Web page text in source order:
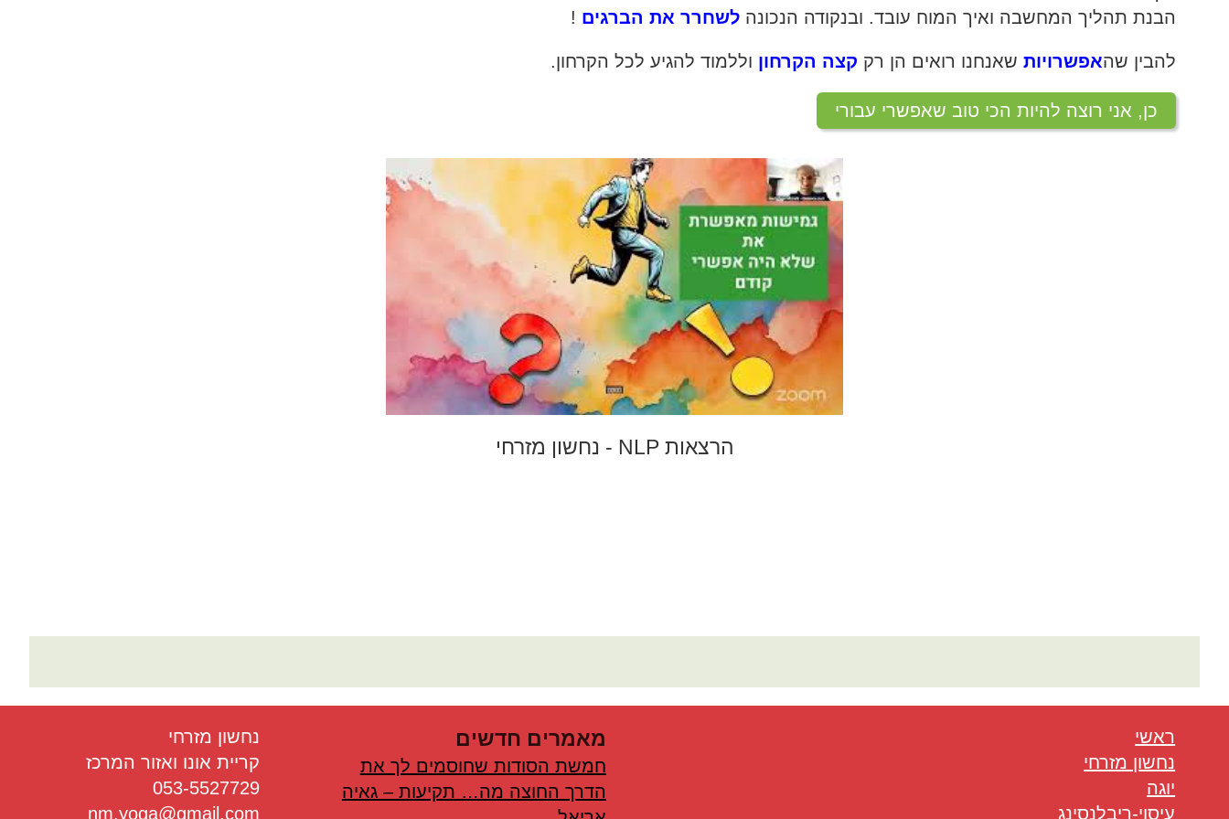
המלצות בתחום היוגה
הבנת תהליך המחשבה ואיך המוח עובד. ובנקודה הנכונה לשחרר את הברגים !
להבין שהאפשרויותשאנחנו רואים הן רק קצה הקרחון וללמוד להגיע לכל הקרחון.
כן, אני רוצה להיות הכי טוב שאפשרי עבורי
הרצאות NLP - נחשון מזרחי
ראשי
נחשון מזרחי
יוגה
עיסוי-ריבלנסינג
מאמרים חדשים
חמשת הסודות שחוסמים לך את
הדרך החוצה מה… תקיעות – גאיה
נחשון מזרחי
קריית אונו ואזור המרכז
053-5527729
nm.yoga@gmail.com